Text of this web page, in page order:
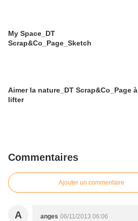
My Space_DT
Scrap&Co_Page_Sketch
Aimer la nature_DT Scrap&Co_Page à
lifter
Commentaires
Ajouter un commentaire
A anges 06/11/2013 06:06